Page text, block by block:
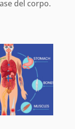
del corpo.